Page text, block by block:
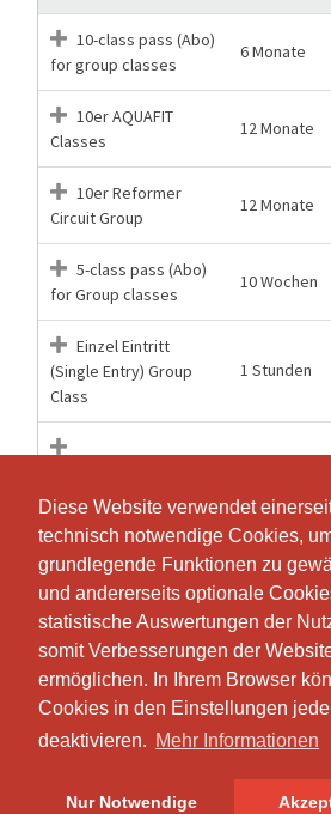
Diese Website verwendet
technisch notwendige Cookies,
grundlegende Funktionen zu
und andererseits optionale
statistische Auswertungen der
somit Verbesserungen der
ermöglichen. In Ihrem Browser
Cookies in den Einstellungen
deaktivieren. Mehr Informationen
Nur Notwendige
Diese Website verwendet
technisch notwendige Cookies,
grundlegende Funktionen zu
und andererseits optionale
statistische Auswertungen der
somit Verbesserungen der
ermöglichen. In Ihrem Browser
Cookies in den Einstellungen
deaktivieren. Mehr Informationen
Nur Notwendige
10-class pass (Abo)
for group classes
6 Monate
10er AQUAFIT
Classes
12 Monate
10er Reformer
Circuit Group
12 Monate
5-class pass (Abo)
for Group classes
10 Wochen
Einzel Eintritt
(Single Entry) Group
Class
1 Stunden
26 Eintritte für
Gruppenkurse
Trial Class /
Schnupper Kurs for
Locals
1 Wochen
Zermattbalance
Monthly
1 Monate